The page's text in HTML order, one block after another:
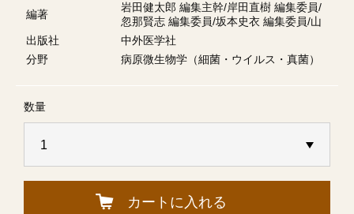
編著
岩田健太郎 編集主幹/岸田直樹 編集委員/
忽那賢志 編集委員/坂本史衣 編集委員/山
出版社
中外医学社
分野
病原微生物学（細菌・ウイルス・真菌）
数量
カートに入れる